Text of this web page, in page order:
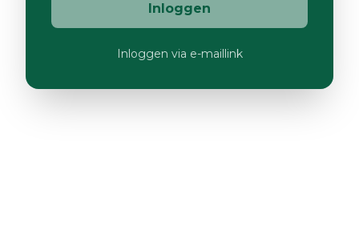
Inloggen
Inloggen via e-maillink